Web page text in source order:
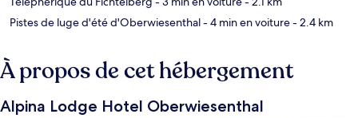
Pistes de luge d'été d'Oberwiesenthal- 4 min en voiture- 2.4 km
À propos de cet hébergement
Alpina Lodge Hotel Oberwiesenthal